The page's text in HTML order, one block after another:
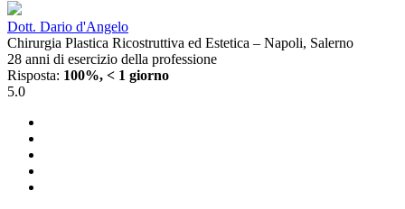
Dott. Dario d'Angelo
Chirurgia Plastica Ricostruttiva ed Estetica – Napoli, Salerno
28 anni di esercizio della professione
Risposta: 100%, < 1 giorno
5.0